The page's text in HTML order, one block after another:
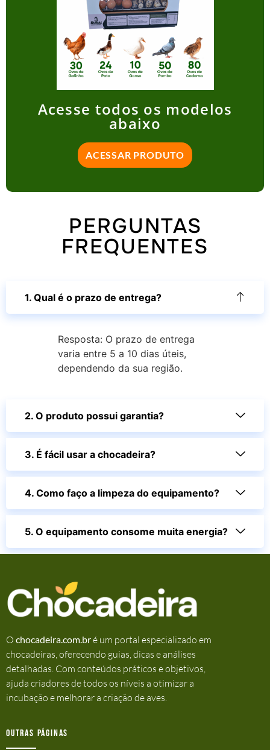
Acesse todos os modelos
abaixo
ACESSAR PRODUTO
PERGUNTAS
FREQUENTES
1. Qual é o prazo de entrega?
Resposta: O prazo de entrega
varia entre 5 a 10 dias úteis,
dependendo da sua região.
2. O produto possui garantia?
3. É fácil usar a chocadeira?
4. Como faço a limpeza do equipamento?
5. O equipamento consome muita energia?
O chocadeira.com.bré um portal especializado em
chocadeiras, oferecendo guias, dicas e análises
detalhadas. Com conteúdos práticos e objetivos,
ajuda criadores de todos os níveis a otimizar a
incubação e melhorar a criação de aves.
Outras Páginas